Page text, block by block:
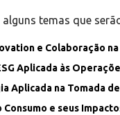
alguns temas que
e Colaboração
Aplicada às
Aplicada na Tomada
Consumo e seus